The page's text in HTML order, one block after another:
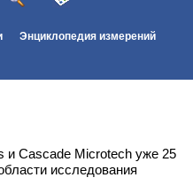
Энциклопедия измерений
и Cascade Microtech уже 25
исследования